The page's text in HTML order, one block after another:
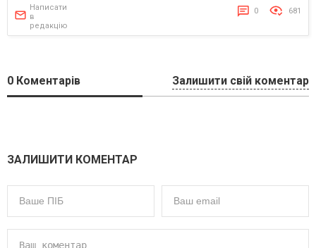
Написати
в
редакцію
0 681
0 Коментарів Залишити свій коментар
ЗАЛИШИТИ КОМЕНТАР